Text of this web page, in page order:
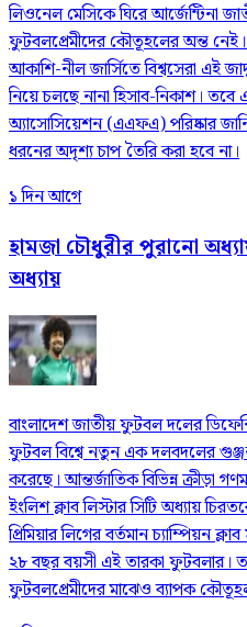
লিওনেল মেসিকে ঘিরে আর্জেন্টিনা
ফুটবলপ্রেমীদের কৌতূহলের অন্ত
আকাশি-নীল জার্সিতে বিশ্বসেরা এই
নিয়ে চলছে নানা হিসাব-নিকাশ।
অ্যাসোসিয়েশন (এএফএ) পরিষ্কার
ধরনের অদৃশ্য চাপ তৈরি করা হবে না।
১ দিন আগে
হামজা চৌধুরীর পুরানো
অধ্যায়
বাংলাদেশ জাতীয় ফুটবল দলের
ফুটবল বিশ্বে নতুন এক দলবদলের
করেছে। আন্তর্জাতিক বিভিন্ন ক্রীড়া
ইংলিশ ক্লাব লিস্টার সিটি অধ্যায়
প্রিমিয়ার লিগের বর্তমান চ্যাম্পিয়ন
২৮ বছর বয়সী এই তারকা ফুটবলার।
ফুটবলপ্রেমীদের মাঝেও ব্যাপক